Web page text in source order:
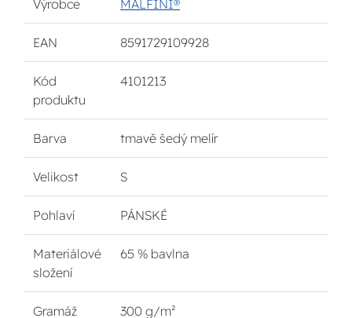
Výrobce MALFINI®
EAN 8591729109928
Kód
produktu
4101213
Barva tmavě šedý melír
Velikost S
Pohlaví PÁNSKÉ
Materiálové
složení
65 % bavlna
Gramáž 300 g/m²